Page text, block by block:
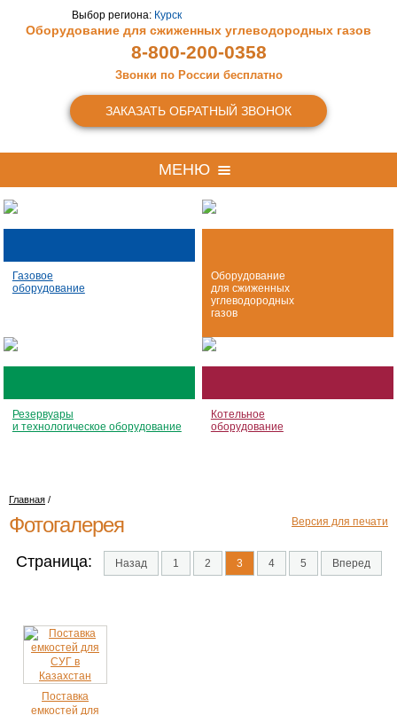
Выбор региона: Курск
Оборудование для сжиженных углеводородных газов
8-800-200-0358
Звонки по России бесплатно
ЗАКАЗАТЬ ОБРАТНЫЙ ЗВОНОК
МЕНЮ
Газовое
оборудование
Оборудование
для сжиженных
углеводородных
газов
Резервуары
и технологическое оборудование
Котельное
оборудование
Главная /
Версия для печати
Фотогалерея
Страница: Назад 1 2 3 4 5 Вперед
Поставка
емкостей для